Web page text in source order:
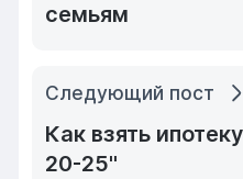
семьям
Следующий пост
Как взять
20-25"